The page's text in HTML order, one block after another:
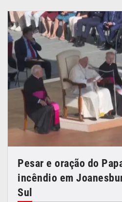
Pesar e oração do
incêndio em
Sul